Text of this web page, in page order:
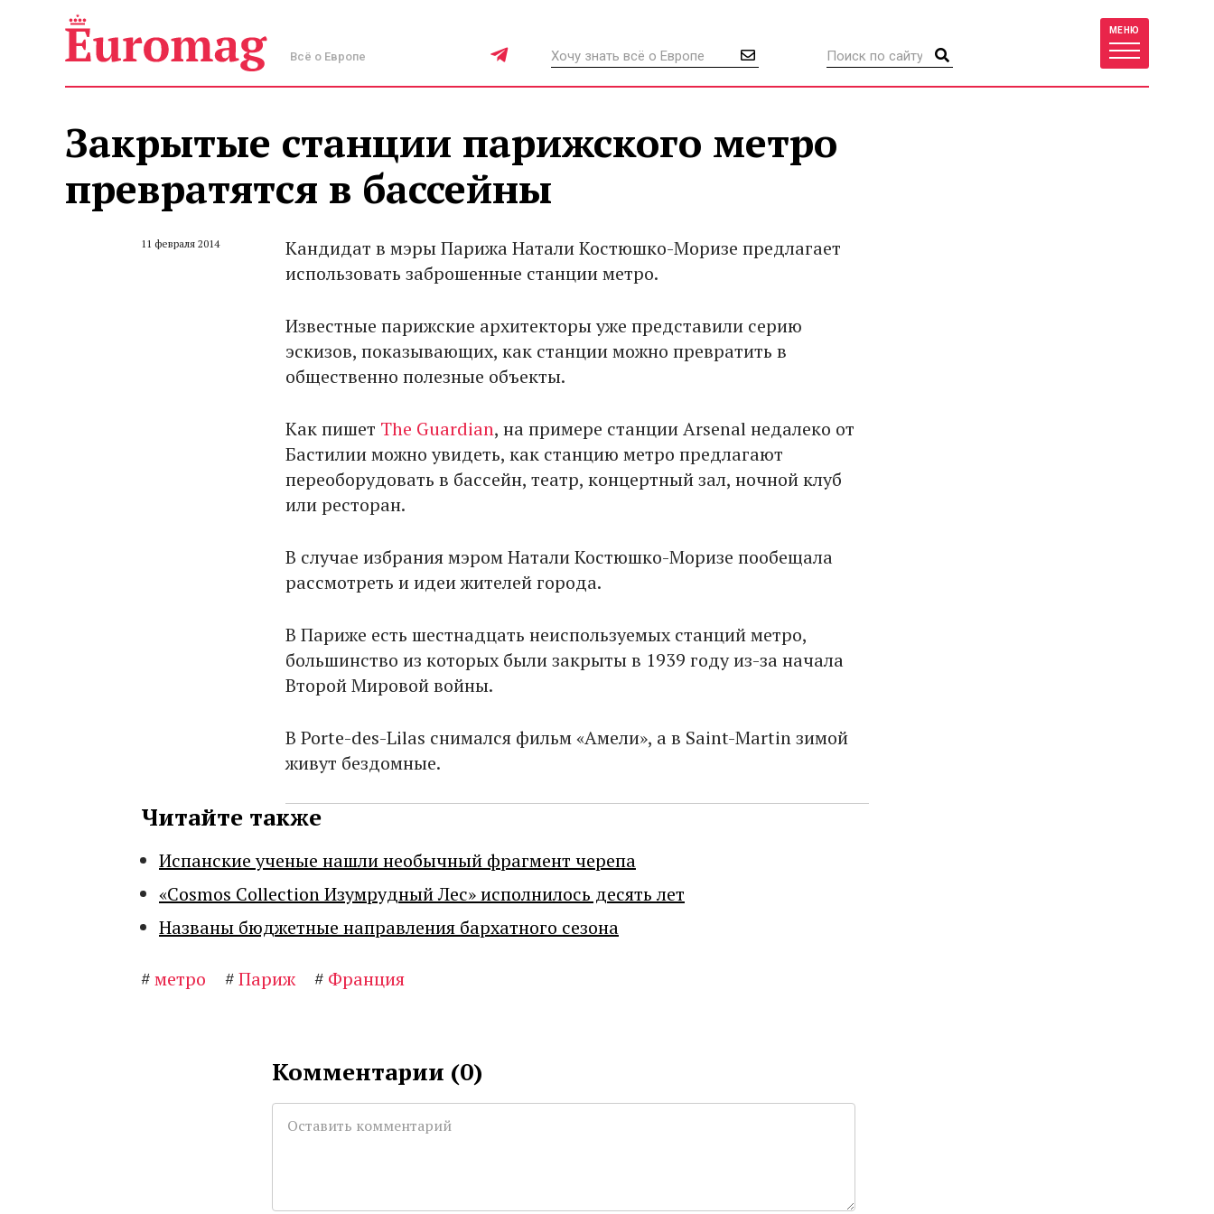
Всё о Европе
МЕНЮ
Закрытые станции парижского метро
превратятся в бассейны
11 февраля 2014
Кандидат в мэры Парижа Натали Костюшко-Моризе предлагает
использовать заброшенные станции метро.
Известные парижские архитекторы уже представили серию
эскизов, показывающих, как станции можно превратить в
общественно полезные объекты.
Как пишет The Guardian, на примере станции Arsenal недалеко от
Бастилии можно увидеть, как станцию метро предлагают
переоборудовать в бассейн, театр, концертный зал, ночной клуб
или ресторан.
В случае избрания мэром Натали Костюшко-Моризе пообещала
рассмотреть и идеи жителей города.
В Париже есть шестнадцать неиспользуемых станций метро,
большинство из которых были закрыты в 1939 году из-за начала
Второй Мировой войны.
В Porte-des-Lilas снимался фильм «Амели», а в Saint-Martin зимой
живут бездомные.
Читайте также
Испанские ученые нашли необычный фрагмент черепа
«Cosmos Collection Изумрудный Лес» исполнилось десять лет
Названы бюджетные направления бархатного сезона
#метро #Париж # Франция
Комментарии (0)